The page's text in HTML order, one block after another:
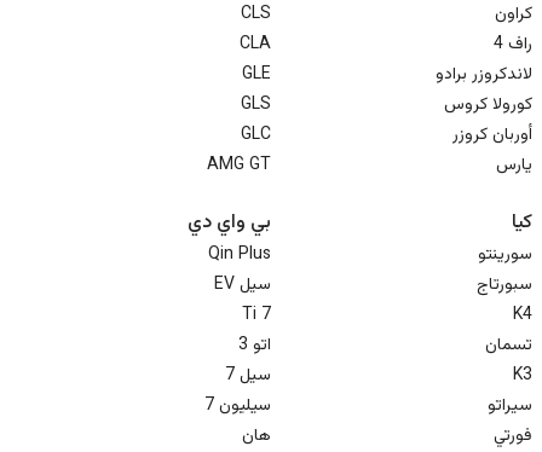
كراون
راف 4
لاندكروزر برادو
كورولا كروس
أوربان كروزر
يارس
CLS
CLA
GLE
GLS
GLC
AMG GT
كيا
سورينتو
سبورتاج
K4
تسمان
K3
سيراتو
فورتي
بي واي دي
Qin Plus
سيل EV
Ti 7
اتو 3
سيل 7
سيليون 7
هان